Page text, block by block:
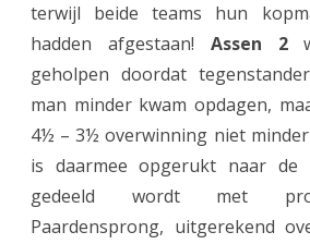
S
B
-
c
o
m
terwijl beide teams hun
hadden afgestaan! Assen 2
geholpen doordat
man minder kwam opdagen,
4½ – 3½ overwinning niet minder
is daarmee opgerukt naar de
gedeeld wordt met
Paardensprong, uitgerekend